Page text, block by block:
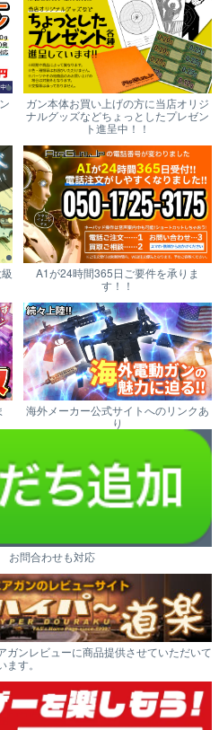
ガン本体お買い上げの方に当店オリジ
ナルグッズなどちょっとしたプレゼン
ト進呈中！！
A1が24時間365日ご要件を承りま
す！！
海外メーカー公式サイトへのリンクあ
り
お問合わせも対応
ガンレビューに商品提供させていただいて
ます。